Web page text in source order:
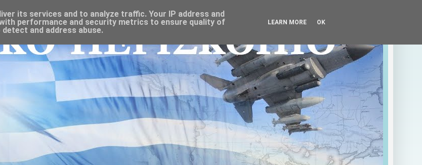
its services and to analyze traffic. Your IP address and
performance and security metrics to ensure quality of
and address abuse.
LEARN MORE OK